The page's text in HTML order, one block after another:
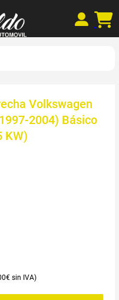
Volkswagen
2004) Básico
KW)
€